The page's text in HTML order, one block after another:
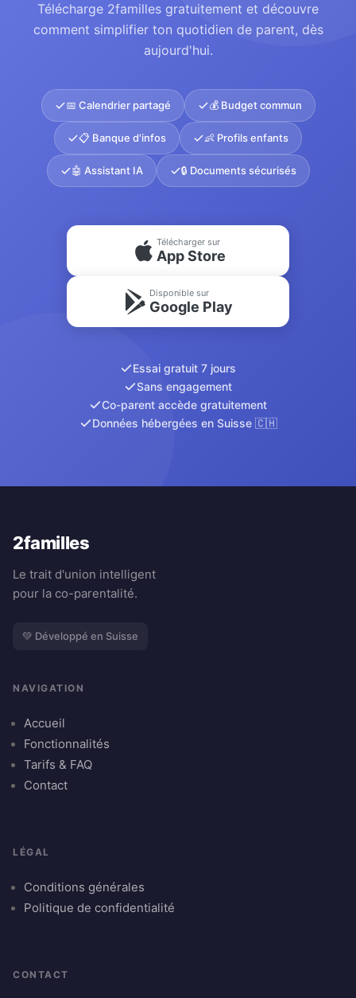
Télécharge 2familles gratuitement et découvre
comment simplifier ton quotidien de parent, dès
aujourd'hui.
📅 Calendrier partagé 💰 Budget commun
📋 Banque d'infos 👶 Profils enfants
🤖 Assistant IA 🔒 Documents sécurisés
Télécharger sur
App Store
Disponible sur
Google Play
Essai gratuit 7 jours
Sans engagement
Co-parent accède gratuitement
Données hébergées en Suisse 🇨🇭
2familles
Le trait d'union intelligent
pour la co-parentalité.
💚 Développé en Suisse
NAVIGATION
Accueil
Fonctionnalités
Tarifs & FAQ
Contact
LÉGAL
Conditions générales
Politique de confidentialité
CONTACT